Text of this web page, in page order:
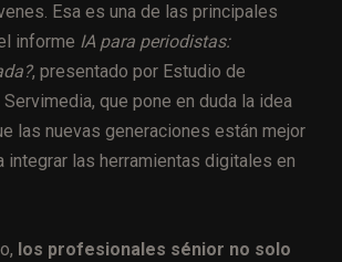
Esa es una de las principales
informe IA para periodistas:
, presentado por Estudio de
que pone en duda la idea
las nuevas generaciones están mejor
integrar las herramientas digitales en
los profesionales sénior no solo